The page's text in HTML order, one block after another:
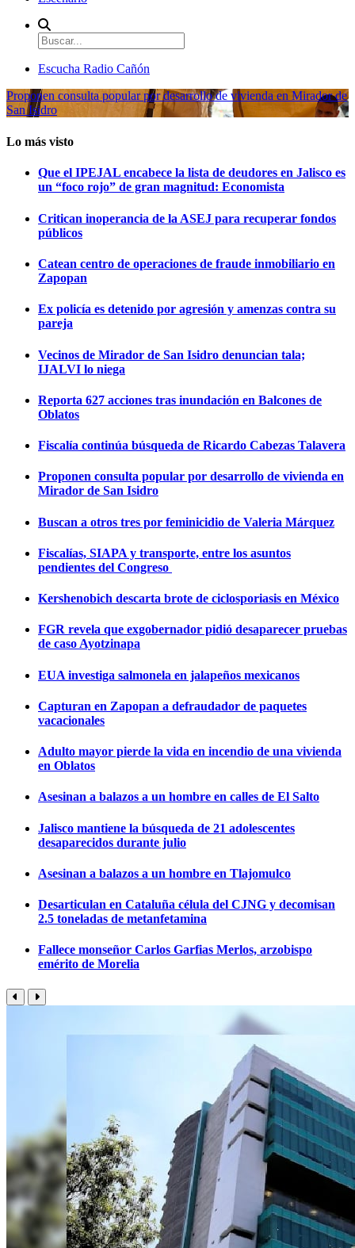
Escucha Radio Cañón
Proponen consulta popular por desarrollo de vivienda en Mirador de
San Isidro
Lo más visto
Que el IPEJAL encabece la lista de deudores en Jalisco es
un “foco rojo” de gran magnitud: Economista
Critican inoperancia de la ASEJ para recuperar fondos
públicos
Catean centro de operaciones de fraude inmobiliario en
Zapopan
Ex policía es detenido por agresión y amenzas contra su
pareja
Vecinos de Mirador de San Isidro denuncian tala;
IJALVI lo niega
Reporta 627 acciones tras inundación en Balcones de
Oblatos
Fiscalía continúa búsqueda de Ricardo Cabezas Talavera
Proponen consulta popular por desarrollo de vivienda en
Mirador de San Isidro
Buscan a otros tres por feminicidio de Valeria Márquez
Fiscalías, SIAPA y transporte, entre los asuntos
pendientes del Congreso
Kershenobich descarta brote de ciclosporiasis en México
FGR revela que exgobernador pidió desaparecer pruebas
de caso Ayotzinapa
EUA investiga salmonela en jalapeños mexicanos
Capturan en Zapopan a defraudador de paquetes
vacacionales
Adulto mayor pierde la vida en incendio de una vivienda
en Oblatos
Asesinan a balazos a un hombre en calles de El Salto
Jalisco mantiene la búsqueda de 21 adolescentes
desaparecidos durante julio
Asesinan a balazos a un hombre en Tlajomulco
Desarticulan en Cataluña célula del CJNG y decomisan
2.5 toneladas de metanfetamina
Fallece monseñor Carlos Garfias Merlos, arzobispo
emérito de Morelia